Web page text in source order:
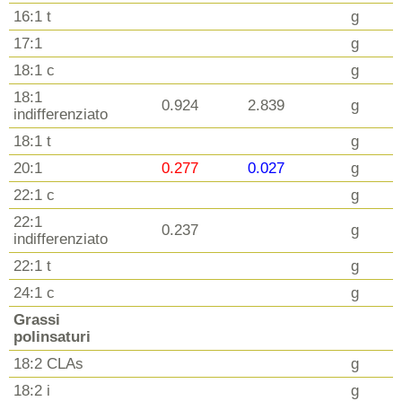
16:1 t
g
17:1
g
18:1 c
g
18:1
indifferenziato
0.924 2.839 g
18:1 t
g
20:1
0.277 0.027
g
22:1 c
g
22:1
indifferenziato
0.237 g
22:1 t
g
24:1 c
g
Grassi
polinsaturi
18:2 CLAs
g
18:2 i
g